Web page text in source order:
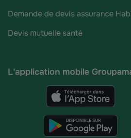
Demande de devis assurance
Devis mutuelle santé
L'application mobile